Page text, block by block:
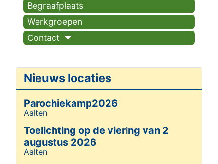
Begraafplaats
Werkgroepen
Contact
Nieuws locaties
Parochiekamp2026
Details
Aalten
Toelichting op de viering van 2
augustus 2026
Details
Aalten